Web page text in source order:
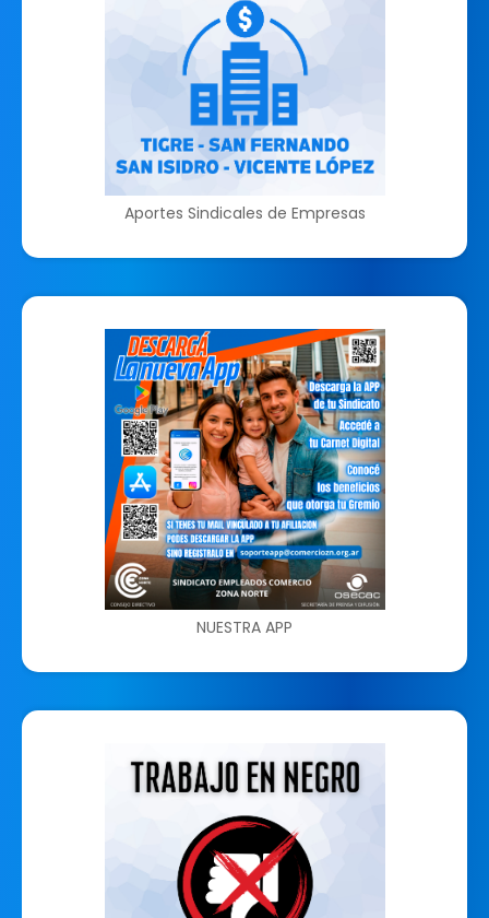
Aportes Sindicales de Empresas
NUESTRA APP